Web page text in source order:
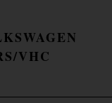
VHC